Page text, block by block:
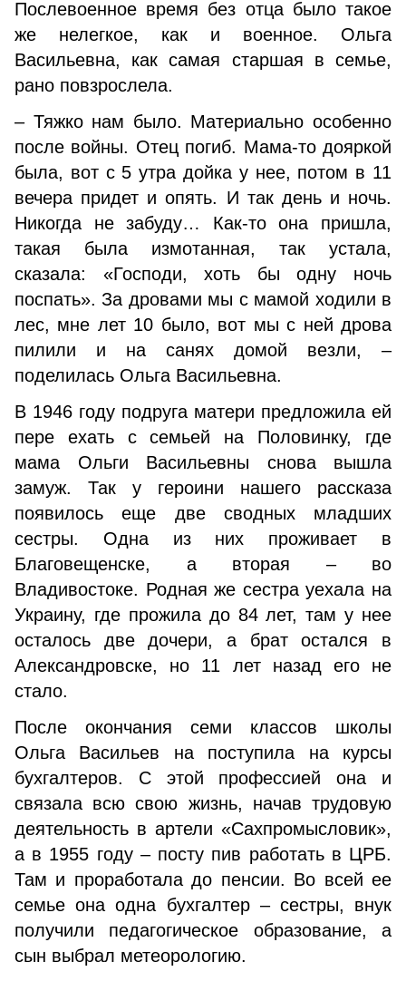
Послевоенное время без отца было такое
же нелегкое, как и военное. Ольга
Васильевна, как самая старшая в семье,
рано повзрослела.
– Тяжко нам было. Материально особенно
после войны. Отец погиб. Мама-то дояркой
была, вот с 5 утра дойка у нее, потом в 11
вечера придет и опять. И так день и ночь.
Никогда не забуду… Как-то она пришла,
такая была измотанная, так устала,
сказала: «Господи, хоть бы одну ночь
поспать». За дровами мы с мамой ходили в
лес, мне лет 10 было, вот мы с ней дрова
пилили и на санях домой везли, –
поделилась Ольга Васильевна.
В 1946 году подруга матери предложила ей
пере ехать с семьей на Половинку, где
мама Ольги Васильевны снова вышла
замуж. Так у героини нашего рассказа
появилось еще две сводных младших
сестры. Одна из них проживает в
Благовещенске, а вторая – во
Владивостоке. Родная же сестра уехала на
Украину, где прожила до 84 лет, там у нее
осталось две дочери, а брат остался в
Александровске, но 11 лет назад его не
стало.
После окончания семи классов школы
Ольга Васильев на поступила на курсы
бухгалтеров. С этой профессией она и
связала всю свою жизнь, начав трудовую
деятельность в артели «Сахпромысловик»,
а в 1955 году – посту пив работать в ЦРБ.
Там и проработала до пенсии. Во всей ее
семье она одна бухгалтер – сестры, внук
получили педагогическое образование, а
сын выбрал метеорологию.